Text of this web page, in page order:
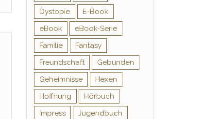
Dystopie
E-Book
eBook
eBook-Serie
Familie
Fantasy
Freundschaft
Gebunden
Geheimnisse
Hexen
Hoffnung
Hörbuch
Impress
Jugendbuch